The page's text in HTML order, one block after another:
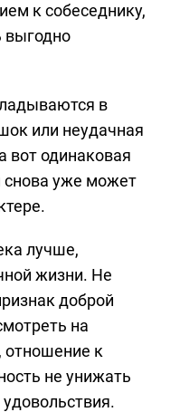
к собеседнику,
выгодно
в
или неудачная
вот одинаковая
снова уже может
лучше,
жизни. Не
доброй
на
отношение к
не унижать